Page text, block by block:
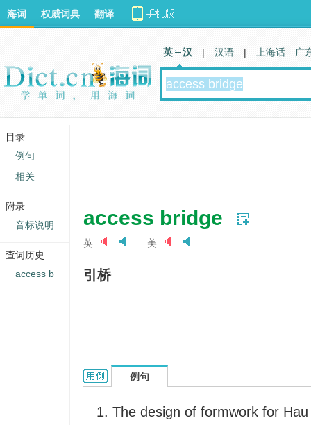
access bridge
英 美
引桥
access bridge的用法和样例：
例句
The design of formwork for
海词 权威词典 翻译
英 汉 | 汉语 | 上海话 广
目录
例句
相关
附录
音标说明
查词历史
access b